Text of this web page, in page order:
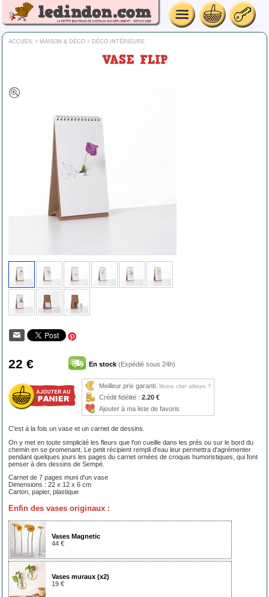
ACCUEIL > MAISON & DÉCO > DÉCO INTÉRIEURE
VASE FLIP
22 € En stock (Expédié sous 24h)
Meilleur prix garanti. Moins cher ailleurs ?
Crédit fidélité : 2.20 €
Ajouter à ma liste de favoris
C'est à la fois un vase et un carnet de dessins.
On y met en toute simplicité les fleurs que l'on cueille dans les prés ou sur le bord du
chemin en se promenant. Le petit récipient rempli d'eau leur permettra d'agrémenter
pendant quelques jours les pages du carnet ornées de croquis humoristiques, qui font
penser à des dessins de Sempé.
Carnet de 7 pages muni d'un vase
Dimensions : 22 x 12 x 6 cm
Carton, papier, plastique
Enfin des vases originaux :
Vases Magnetic
44 €
Vases muraux (x2)
19 €